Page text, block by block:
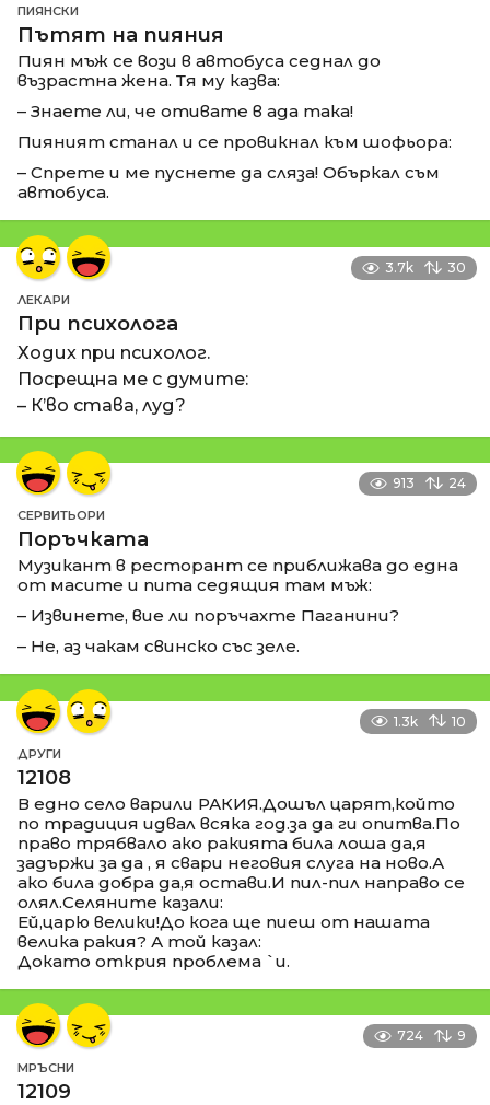
ПИЯНСКИ
Пътят на пияния
Пиян мъж се вози в автобуса седнал до
възрастна жена. Тя му казва:
– Знаете ли, че отивате в ада така!
Пияният станал и се провикнал към шофьора:
– Спрете и ме пуснете да сляза! Объркал съм
автобуса.
3.7k 30
ЛЕКАРИ
При психолога
Ходих при психолог.
Посрещна ме с думите:
– К’во става, луд?
913 24
СЕРВИТЬОРИ
Поръчката
Музикант в ресторант се приближава до една
от масите и пита седящия там мъж:
– Извинете, вие ли поръчахте Паганини?
– Не, аз чакам свинско със зеле.
1.3k 10
ДРУГИ
12108
В едно село варили РАКИЯ.Дошъл царят,който
по традиция идвал всяка год.за да ги опитва.По
право трябвало ако ракията била лоша да,я
задържи за да , я свари неговия слуга на ново.А
ако била добра да,я остави.И пил-пил направо се
олял.Селяните казали:
Ей,царю велики!До кога ще пиеш от нашата
велика ракия? А той казал:
Докато открия проблема `и.
724 9
МРЪСНИ
12109